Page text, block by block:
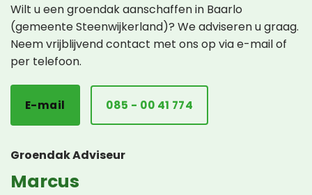
Wilt u een groendak aanschaffen in Baarlo
(gemeente Steenwijkerland)? We adviseren u graag.
Neem vrijblijvend contact met ons op via e-mail of
per telefoon.
E-mail 085 - 00 41 774
Groendak Adviseur
Marcus